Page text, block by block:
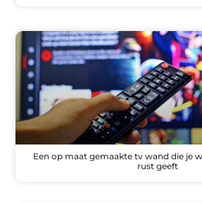
Een op maat gemaakte tv wand die je
rust geeft